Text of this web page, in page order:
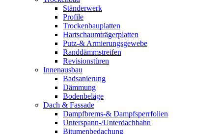
Ständerwerk
Profile
Trockenbauplatten
Hartschaumträgerplatten
Putz-& Armierungsgewebe
Randdämmstreifen
Revisionstüren
Innenausbau
Badsanierung
Dämmung
Bodenbeläge
Dach & Fassade
Dampfbrems-& Dampfsperrfolien
Unterspann-/Unterdachbahn
Bitumenbedachung